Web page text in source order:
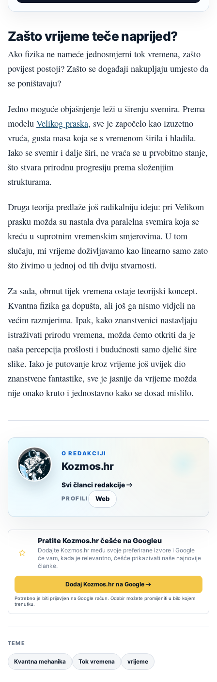
Zašto vrijeme teče naprijed?
Ako fizika ne nameće jednosmjerni tok vremena, zašto
povijest postoji? Zašto se događaji nakupljaju umjesto da
se poništavaju?
Jedno moguće objašnjenje leži u širenju svemira. Prema
modelu Velikog praska, sve je započelo kao izuzetno
vruća, gusta masa koja se s vremenom širila i hladila.
Iako se svemir i dalje širi, ne vraća se u prvobitno stanje,
što stvara prirodnu progresiju prema složenijim
strukturama.
Druga teorija predlaže još radikalniju ideju: pri Velikom
prasku možda su nastala dva paralelna svemira koja se
kreću u suprotnim vremenskim smjerovima. U tom
slučaju, mi vrijeme doživljavamo kao linearno samo zato
što živimo u jednoj od tih dviju stvarnosti.
Za sada, obrnut tijek vremena ostaje teorijski koncept.
Kvantna fizika ga dopušta, ali još ga nismo vidjeli na
većim razmjerima. Ipak, kako znanstvenici nastavljaju
istraživati prirodu vremena, možda ćemo otkriti da je
naša percepcija prošlosti i budućnosti samo djelić šire
slike. Iako je putovanje kroz vrijeme još uvijek dio
znanstvene fantastike, sve je jasnije da vrijeme možda
nije onako kruto i jednostavno kako se dosad mislilo.
O REDAKCIJI
Kozmos.hr
Svi članci redakcije
PROFILI Web
Pratite Kozmos.hr češće na Googleu
Dodajte Kozmos.hr među svoje preferirane izvore i Google
će vam, kada je relevantno, češće prikazivati naše najnovije
članke.
Dodaj Kozmos.hr na Google
Potrebno je biti prijavljen na Google račun. Odabir možete promijeniti u bilo kojem
trenutku.
TEME
Kvantna mehanika Tok vremena vrijeme